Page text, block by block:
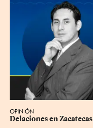
OPINIÓN
Delaciones en Zacatecas